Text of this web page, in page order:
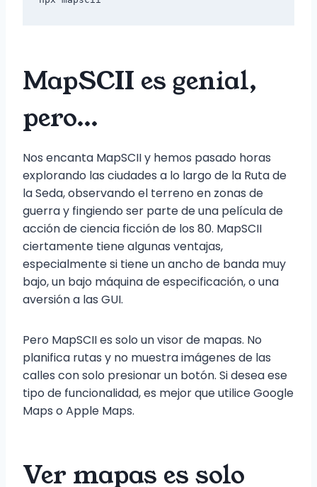
MapSCII es genial,
pero…
Nos encanta MapSCII y hemos pasado horas
explorando las ciudades a lo largo de la Ruta de
la Seda, observando el terreno en zonas de
guerra y fingiendo ser parte de una película de
acción de ciencia ficción de los 80. MapSCII
ciertamente tiene algunas ventajas,
especialmente si tiene un ancho de banda muy
bajo, un bajo máquina de especificación, o una
aversión a las GUI.
Pero MapSCII es solo un visor de mapas. No
planifica rutas y no muestra imágenes de las
calles con solo presionar un botón. Si desea ese
tipo de funcionalidad, es mejor que utilice Google
Maps o Apple Maps.
Ver mapas es solo